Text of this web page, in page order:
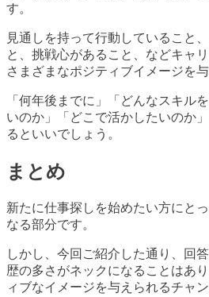
す。
見通しを持って行動していること
と、挑戦心があること、などキャ
さまざまなポジティブイメージを与
「何年後までに」「どんなスキル
いのか」「どこで活かしたいのか
るといいでしょう。
まとめ
新たに仕事探しを始めたい方にと
なる部分です。
しかし、今回ご紹介した通り、回
歴の多さがネックになることはあ
ィブなイメージを与えられるチャ